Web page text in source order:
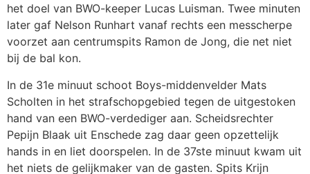
het doel van BWO-keeper Lucas Luisman. Twee minuten
later gaf Nelson Runhart vanaf rechts een messcherpe
voorzet aan centrumspits Ramon de Jong, die net niet
bij de bal kon.
In de 31e minuut schoot Boys-middenvelder Mats
Scholten in het strafschopgebied tegen de uitgestoken
hand van een BWO-verdediger aan. Scheidsrechter
Pepijn Blaak uit Enschede zag daar geen opzettelijk
hands in en liet doorspelen. In de 37ste minuut kwam uit
het niets de gelijkmaker van de gasten. Spits Krijn